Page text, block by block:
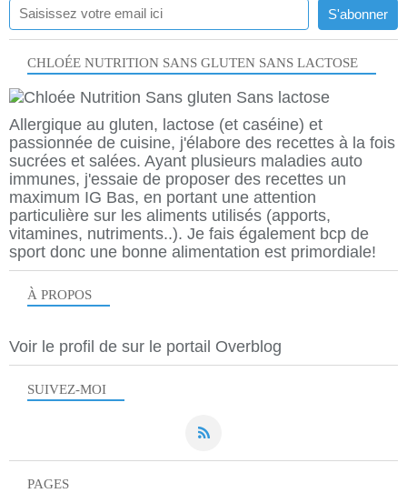
SUIVEZ-MOI
CHLOÉE NUTRITION SANS GLUTEN SANS LACTOSE
Allergique au gluten, lactose (et caséine) et
passionnée de cuisine, j'élabore des recettes à la fois
sucrées et salées. Ayant plusieurs maladies auto
immunes, j'essaie de proposer des recettes un
maximum IG Bas, en portant une attention
particulière sur les aliments utilisés (apports,
vitamines, nutriments..). Je fais également bcp de
sport donc une bonne alimentation est primordiale!
À PROPOS
Voir le profil de sur le portail Overblog
PAGES